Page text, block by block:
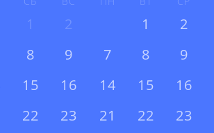
1
2
8
9
15
16
22
23
1 2
7
8 9
14
15 16
21
22 23